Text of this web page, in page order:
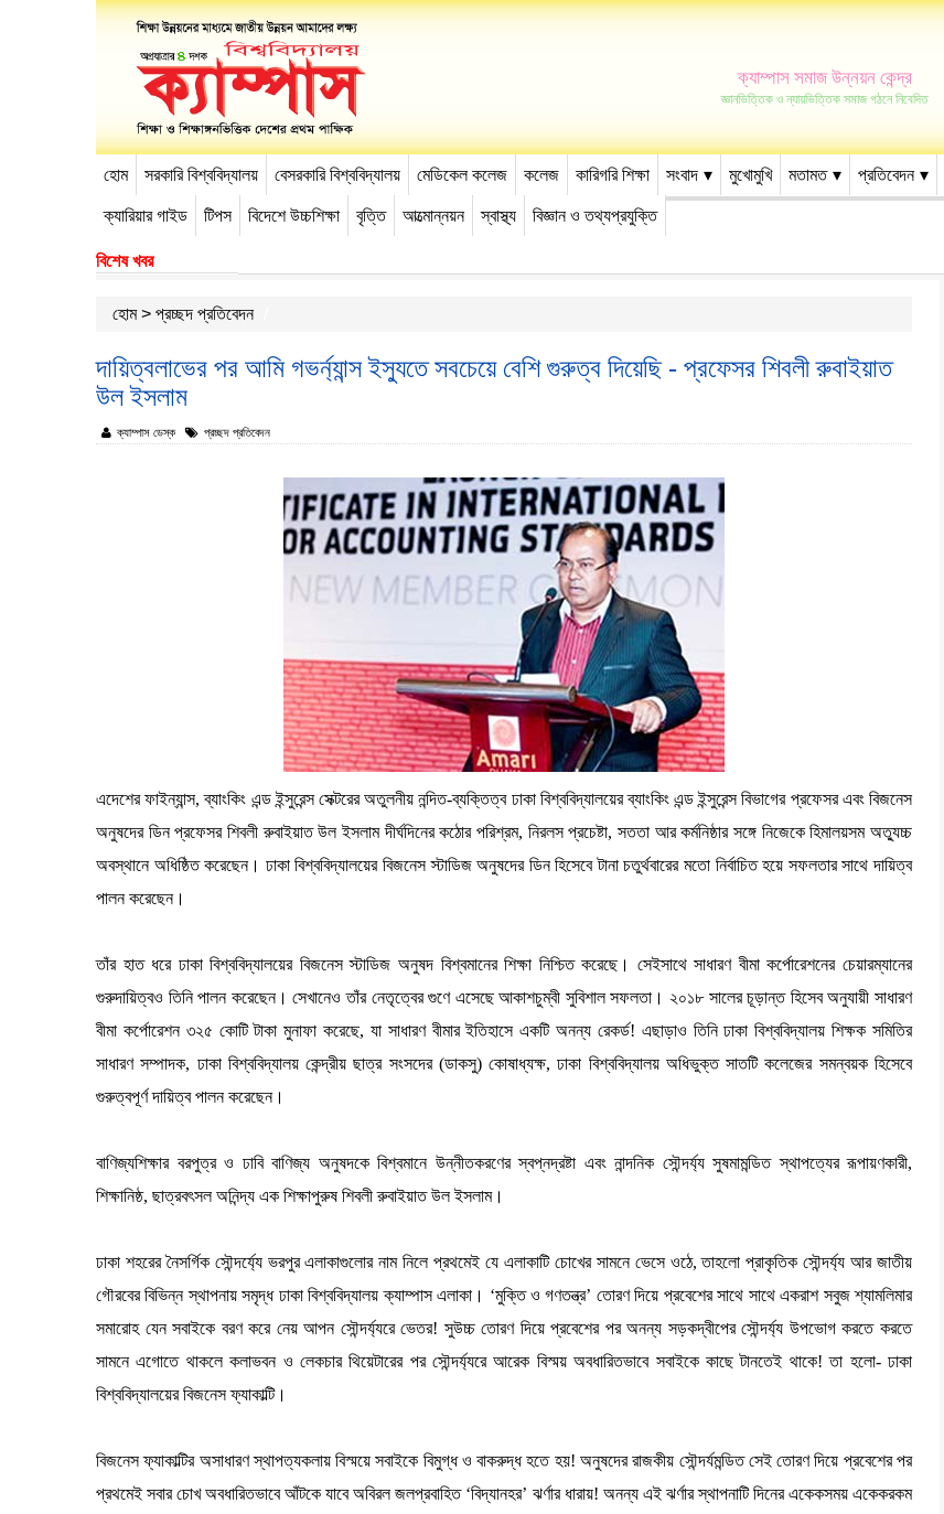
ক্যাম্পাস সমাজ উন্নয়ন কেন্দ্র
জ্ঞানভিত্তিক ও ন্যায়ভিত্তিক সমাজ গঠনে নিবেদিত
হোম সরকারি বিশ্ববিদ্যালয় বেসরকারি বিশ্ববিদ্যালয় মেডিকেল কলেজ কলেজ কারিগরি শিক্ষা সংবাদ মুখোমুখি মতামত প্রতিবেদন
ক্যারিয়ার গাইড টিপস বিদেশে উচ্চশিক্ষা বৃত্তি আত্মোন্নয়ন স্বাস্থ্য বিজ্ঞান ও তথ্যপ্রযুক্তি
-->
বিশেষ খবর
হোম> প্রচ্ছদ প্রতিবেদন
দায়িত্বলাভের পর আমি গভর্ন্যান্স ইস্যুতে সবচেয়ে বেশি গুরুত্ব দিয়েছি - প্রফেসর শিবলী রুবাইয়াত
উল ইসলাম
ক্যাম্পাস ডেস্ক প্রচ্ছদ প্রতিবেদন
এদেশের ফাইন্যান্স, ব্যাংকিং এন্ড ইন্সুরেন্স সেক্টরের অতুলনীয় নন্দিত-ব্যক্তিত্ব ঢাকা বিশ্ববিদ্যালয়ের ব্যাংকিং এন্ড ইন্সুরেন্স বিভাগের প্রফেসর এবং বিজনেস
অনুষদের ডিন প্রফেসর শিবলী রুবাইয়াত উল ইসলাম দীর্ঘদিনের কঠোর পরিশ্রম, নিরলস প্রচেষ্টা, সততা আর কর্মনিষ্ঠার সঙ্গে নিজেকে হিমালয়সম অত্যুচ্চ
অবস্থানে অধিষ্ঠিত করেছেন। ঢাকা বিশ্ববিদ্যালয়ের বিজনেস স্টাডিজ অনুষদের ডিন হিসেবে টানা চতুর্থবারের মতো নির্বাচিত হয়ে সফলতার সাথে দায়িত্ব
পালন করেছেন।
তাঁর হাত ধরে ঢাকা বিশ্ববিদ্যালয়ের বিজনেস স্টাডিজ অনুষদ বিশ্বমানের শিক্ষা নিশ্চিত করেছে। সেইসাথে সাধারণ বীমা কর্পোরেশনের চেয়ারম্যানের
গুরুদায়িত্বও তিনি পালন করেছেন। সেখানেও তাঁর নেতৃত্বের গুণে এসেছে আকাশচুম্বী সুবিশাল সফলতা। ২০১৮ সালের চূড়ান্ত হিসেব অনুযায়ী সাধারণ
বীমা কর্পোরেশন ৩২৫ কোটি টাকা মুনাফা করেছে, যা সাধারণ বীমার ইতিহাসে একটি অনন্য রেকর্ড! এছাড়াও তিনি ঢাকা বিশ্ববিদ্যালয় শিক্ষক সমিতির
সাধারণ সম্পাদক, ঢাকা বিশ্ববিদ্যালয় কেন্দ্রীয় ছাত্র সংসদের (ডাকসু) কোষাধ্যক্ষ, ঢাকা বিশ্ববিদ্যালয় অধিভুক্ত সাতটি কলেজের সমন্বয়ক হিসেবে
গুরুত্বপূর্ণ দায়িত্ব পালন করেছেন।
বাণিজ্যশিক্ষার বরপুত্র ও ঢাবি বাণিজ্য অনুষদকে বিশ্বমানে উন্নীতকরণের স্বপ্নদ্রষ্টা এবং নান্দনিক সৌন্দর্য্য সুষমামন্ডিত স্থাপত্যের রূপায়ণকারী,
শিক্ষানিষ্ঠ, ছাত্রবৎসল অনিন্দ্য এক শিক্ষাপুরুষ শিবলী রুবাইয়াত উল ইসলাম।
ঢাকা শহরের নৈসর্গিক সৌন্দর্য্যে ভরপুর এলাকাগুলোর নাম নিলে প্রথমেই যে এলাকাটি চোখের সামনে ভেসে ওঠে, তাহলো প্রাকৃতিক সৌন্দর্য্য আর জাতীয়
গৌরবের বিভিন্ন স্থাপনায় সমৃদ্ধ ঢাকা বিশ্ববিদ্যালয় ক্যাম্পাস এলাকা। ‘মুক্তি ও গণতন্ত্র’ তোরণ দিয়ে প্রবেশের সাথে সাথে একরাশ সবুজ শ্যামলিমার
সমারোহ যেন সবাইকে বরণ করে নেয় আপন সৌন্দর্য্যরে ভেতর! সুউচ্চ তোরণ দিয়ে প্রবেশের পর অনন্য সড়কদ্বীপের সৌন্দর্য্য উপভোগ করতে করতে
সামনে এগোতে থাকলে কলাভবন ও লেকচার থিয়েটারের পর সৌন্দর্য্যরে আরেক বিস্ময় অবধারিতভাবে সবাইকে কাছে টানতেই থাকে! তা হলো- ঢাকা
বিশ্ববিদ্যালয়ের বিজনেস ফ্যাকাল্টি।
বিজনেস ফ্যাকাল্টির অসাধারণ স্থাপত্যকলায় বিস্ময়ে সবাইকে বিমুগ্ধ ও বাকরুদ্ধ হতে হয়! অনুষদের রাজকীয় সৌন্দর্যমন্ডিত সেই তোরণ দিয়ে প্রবেশের পর
প্রথমেই সবার চোখ অবধারিতভাবে আঁটকে যাবে অবিরল জলপ্রবাহিত ‘বিদ্যানহর’ ঝর্ণার ধারায়! অনন্য এই ঝর্ণার স্থাপনাটি দিনের একেকসময় একেকরকম